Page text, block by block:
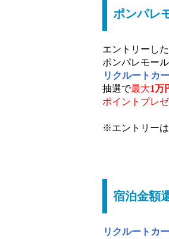
ポンパレ
エントリーした
ポンパレモー
リクルートカ
抽選で最大1万
ポイントプレゼ
※エントリー
宿泊金額
リクルートカ